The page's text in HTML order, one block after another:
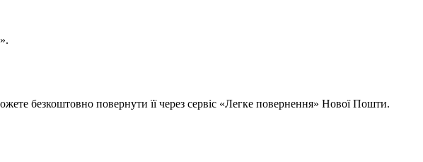
безкоштовно повернути її через сервіс «Легке повернення» Нової Пошти.